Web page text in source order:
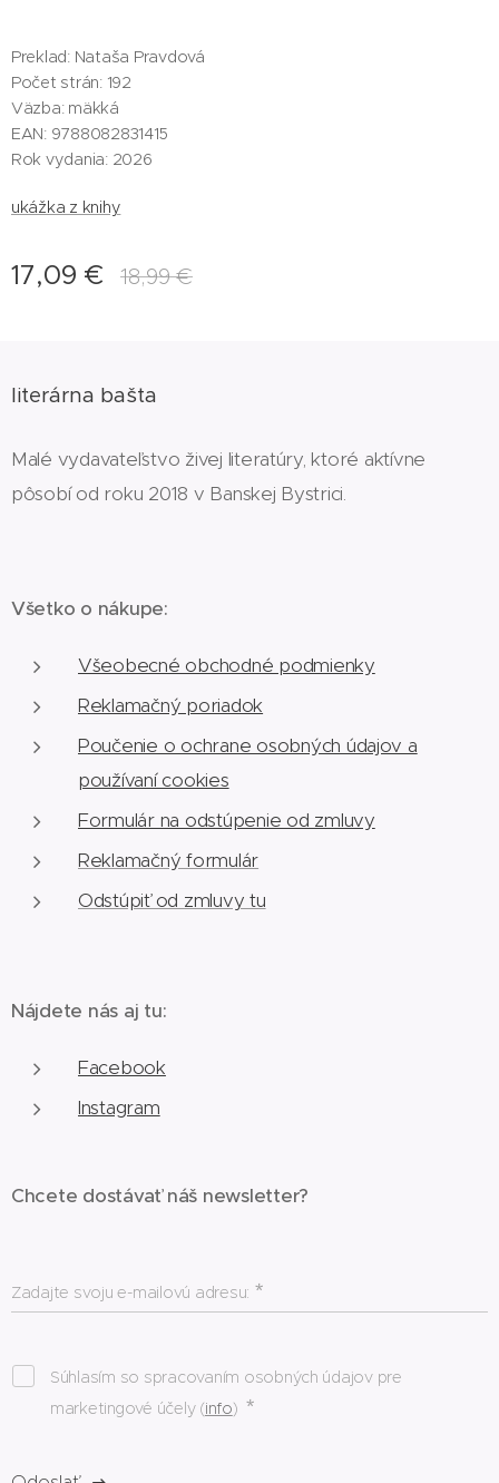
Preklad: Nataša Pravdová
Počet strán: 192
Väzba: mäkká
EAN: 9788082831415
Rok vydania: 2026
ukážka z knihy
17,09 € 18,99€
literárna bašta
Malé vydavateľstvo živej literatúry, ktoré aktívne
pôsobí od roku 2018 v Banskej Bystrici.
Všetko o nákupe:
Všeobecné obchodné podmienky
Reklamačný poriadok
Poučenie o ochrane osobných údajov a
používaní cookies
Formulár na odstúpenie od zmluvy
Reklamačný formulár
Odstúpiť od zmluvy tu
Nájdete nás aj tu:
Facebook
Instagram
Chcete dostávať náš newsletter?
Zadajte svoju e-mailovú adresu:
Súhlasím so spracovaním osobných údajov pre
marketingové účely (info)